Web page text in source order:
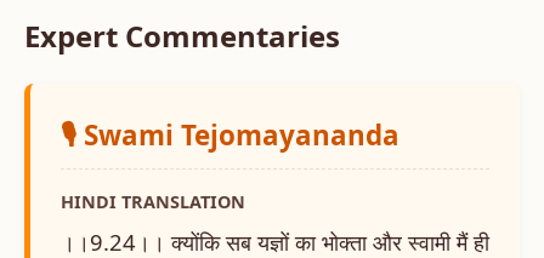
Expert Commentaries
🎙️ Swami Tejomayananda
HINDI TRANSLATION
।।9.24।। क्योंकि सब यज्ञों का भोक्ता और स्वामी मैं ही